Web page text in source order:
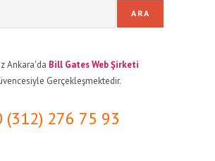
ARA
Ankara'da Bill Gates Web Şirketi
Gerçekleşmektedir.
(312) 276 75 93